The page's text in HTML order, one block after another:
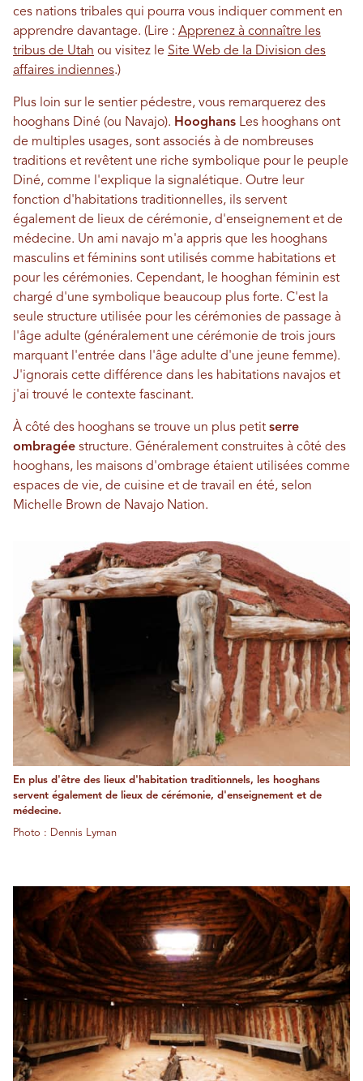
ces nations tribales qui pourra vous indiquer comment en
apprendre davantage. (Lire : Apprenez à connaître les
tribus de Utah ou visitez le Site Web de la Division des
affaires indiennes.)
Plus loin sur le sentier pédestre, vous remarquerez des
hooghans Diné (ou Navajo). Hooghans Les hooghans ont
de multiples usages, sont associés à de nombreuses
traditions et revêtent une riche symbolique pour le peuple
Diné, comme l'explique la signalétique. Outre leur
fonction d'habitations traditionnelles, ils servent
également de lieux de cérémonie, d'enseignement et de
médecine. Un ami navajo m'a appris que les hooghans
masculins et féminins sont utilisés comme habitations et
pour les cérémonies. Cependant, le hooghan féminin est
chargé d'une symbolique beaucoup plus forte. C'est la
seule structure utilisée pour les cérémonies de passage à
l'âge adulte (généralement une cérémonie de trois jours
marquant l'entrée dans l'âge adulte d'une jeune femme).
J'ignorais cette différence dans les habitations navajos et
j'ai trouvé le contexte fascinant.
À côté des hooghans se trouve un plus petit serre
ombragée structure. Généralement construites à côté des
hooghans, les maisons d'ombrage étaient utilisées comme
espaces de vie, de cuisine et de travail en été, selon
Michelle Brown de Navajo Nation.
En plus d'être des lieux d'habitation traditionnels, les hooghans
servent également de lieux de cérémonie, d'enseignement et de
médecine.
Photo : Dennis Lyman